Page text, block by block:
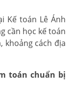
Kế toán Lê Ánh
cần học kế toán
khoảng cách địa
toán chuẩn bị